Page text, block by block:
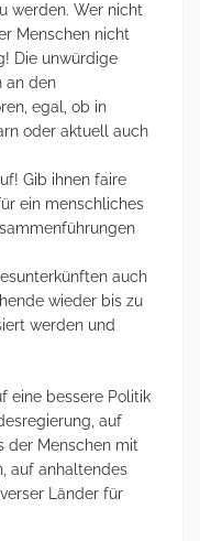
werden. Wer nicht
Menschen nicht
Die unwürdige
an den
egal, ob in
oder aktuell auch
Gib ihnen faire
ein menschliches
auch
wieder bis zu
werden und
eine bessere Politik
auf
der Menschen mit
auf anhaltendes
Länder für